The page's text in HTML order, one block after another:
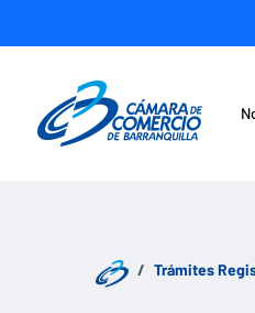
Trámites